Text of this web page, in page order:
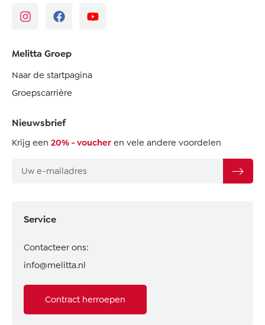
Service
Contacteer ons:
info@melitta.nl
Contract herroepen
Melitta Groep
Naar de startpagina
Groepscarrière
Nieuwsbrief
Krijg een 20% - voucher en vele andere voordelen